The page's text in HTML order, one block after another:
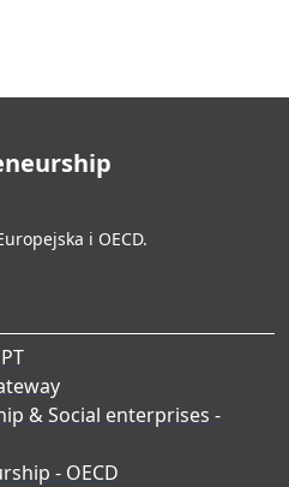
i OECD.
& Social enterprises -
- OECD